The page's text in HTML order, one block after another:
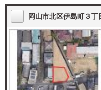
岡山市北区伊島町３丁